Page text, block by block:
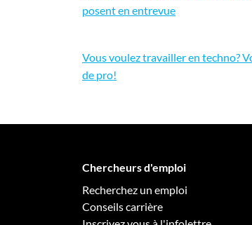
posent en entrevue
Vous voulez travailler en techno?
de pro!
Chercheurs d'emploi
Recherchez un emploi
Conseils carrière